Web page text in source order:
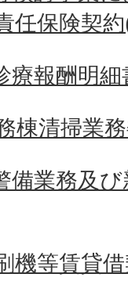
任保険契
療報酬明
棟清掃業
備業務及
機等賃貸